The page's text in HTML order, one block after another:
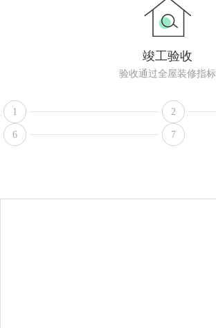
竣工验收
验收通过全屋装修指标
1 2
6 7